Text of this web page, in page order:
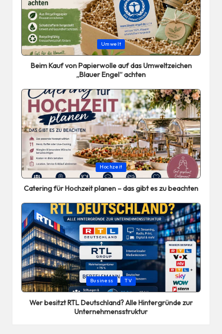
Posted
in
Umwelt
Beim Kauf von Papierwolle auf das Umweltzeichen
„Blauer Engel“ achten
Posted
in
Hochzeit
Catering für Hochzeit planen – das gibt es zu beachten
Posted
in
Business TV
Wer besitzt RTL Deutschland? Alle Hintergründe zur
Unternehmensstruktur